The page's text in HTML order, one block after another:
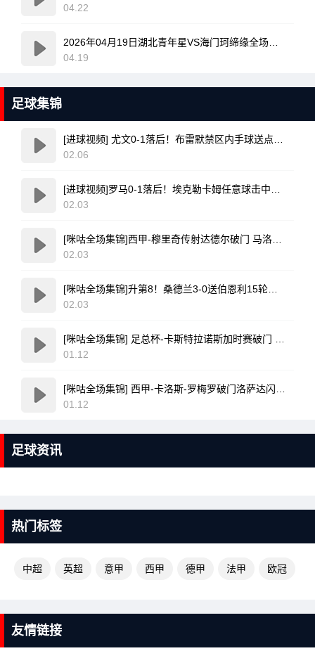
04.22
04.19
足球集锦
02.06
02.03
02.03
02.03
01.12
01.12
足球资讯
热门标签
中超 英超 意甲 西甲 德甲 法甲 欧冠
友情链接